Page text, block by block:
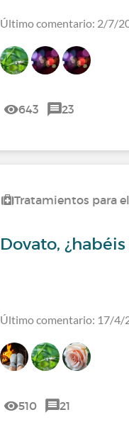
Último comentario: 2/7/
643 23
Tratamientos para
Dovato,
Último comentario: 17/4/
510 21